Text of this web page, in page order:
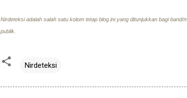
Nirdeteksi adalah salah satu kolom tetap blog ini yang ditunjukkan bagi
publik.
Nirdeteksi